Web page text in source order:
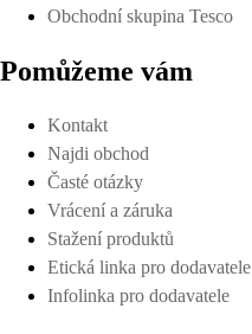
Obchodní skupina Tesco
Pomůžeme vám
Kontakt
Najdi obchod
Časté otázky
Vrácení a záruka
Stažení produktů
Etická linka pro dodavatele
Infolinka pro dodavatele